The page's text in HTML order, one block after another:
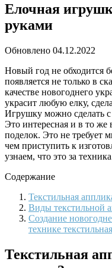
Елочная
руками
Обновлено 04.12.2022
Новый год не обходится
появляется не только в
качестве новогоднего
украсит любую елку,
Игрушку можно сделать
Это интересная и в то же
поделок. Это не требует
чем приступить к
узнаем, что это за
Содержание
Текстильная
Виды текстильной
Создание
технике
Текстильная